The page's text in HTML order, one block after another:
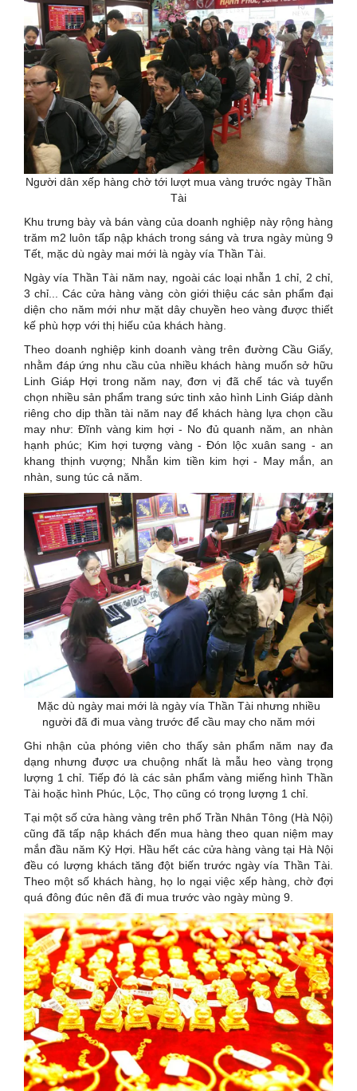
Người dân xếp hàng chờ tới lượt mua vàng trước ngày Thần
Tài
Khu trưng bày và bán vàng của doanh nghiệp này rộng hàng
trăm m2 luôn tấp nập khách trong sáng và trưa ngày mùng 9
Tết, mặc dù ngày mai mới là ngày vía Thần Tài.
Ngày vía Thần Tài năm nay, ngoài các loại nhẫn 1 chỉ, 2 chỉ,
3 chỉ... Các cửa hàng vàng còn giới thiệu các sản phẩm đại
diện cho năm mới như mặt dây chuyền heo vàng được thiết
kế phù hợp với thị hiếu của khách hàng.
Theo doanh nghiệp kinh doanh vàng trên đường Cầu Giấy,
nhằm đáp ứng nhu cầu của nhiều khách hàng muốn sở hữu
Linh Giáp Hợi trong năm nay, đơn vị đã chế tác và tuyển
chọn nhiều sản phẩm trang sức tinh xảo hình Linh Giáp dành
riêng cho dịp thần tài năm nay để khách hàng lựa chọn cầu
may như: Đĩnh vàng kim hợi - No đủ quanh năm, an nhàn
hạnh phúc; Kim hợi tượng vàng - Đón lộc xuân sang - an
khang thịnh vượng; Nhẫn kim tiền kim hợi - May mắn, an
nhàn, sung túc cả năm.
Mặc dù ngày mai mới là ngày vía Thần Tài nhưng nhiều
người đã đi mua vàng trước để cầu may cho năm mới
Ghi nhận của phóng viên cho thấy sản phẩm năm nay đa
dạng nhưng được ưa chuộng nhất là mẫu heo vàng trọng
lượng 1 chỉ. Tiếp đó là các sản phẩm vàng miếng hình Thần
Tài hoặc hình Phúc, Lộc, Thọ cũng có trọng lượng 1 chỉ.
Tại một số cửa hàng vàng trên phố Trần Nhân Tông (Hà Nội)
cũng đã tấp nập khách đến mua hàng theo quan niệm may
mắn đầu năm Kỷ Hợi. Hầu hết các cửa hàng vàng tại Hà Nội
đều có lượng khách tăng đột biến trước ngày vía Thần Tài.
Theo một số khách hàng, họ lo ngại việc xếp hàng, chờ đợi
quá đông đúc nên đã đi mua trước vào ngày mùng 9.